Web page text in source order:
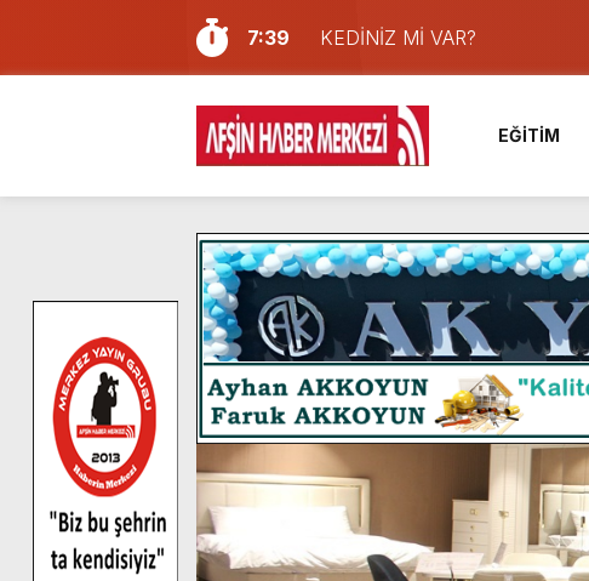
7:39
KEDİNİZ Mİ VAR?
7:27
Cumhurbaşkanı Erdoğan,
13:57
Afşin Heyetinden Kaymakam
10:34
Vatandaşlardan Ağustos
16:48
Pusula Maraş Kamplarında 2
16:46
Pusula Maraş’ın Akademik
9:47
Afşin’de Orjinal deri işçiliği
8:37
Başkan Furkan Kılınç: “Bu
4:28
Başkan Görgel,
14:05
Madrigal, Perşembe Günü
EĞİTİM